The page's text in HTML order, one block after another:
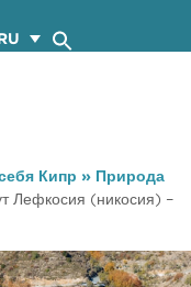
Кипр » Природа
Лефкосия (никосия) –